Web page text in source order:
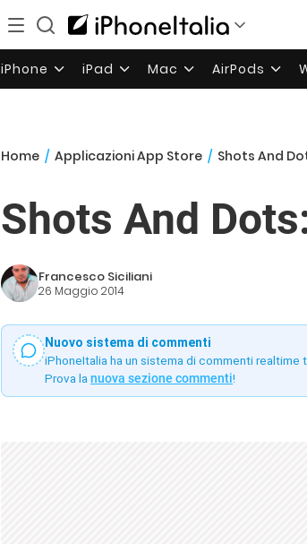
iPhone iPad Mac AirPods
Home / Applicazioni App Store / Shots And
Shots And
Francesco Siciliani
26 Maggio 2014
Nuovo sistema di commenti
iPhoneItalia ha un sistema di commenti
Prova la nuova sezione commenti!